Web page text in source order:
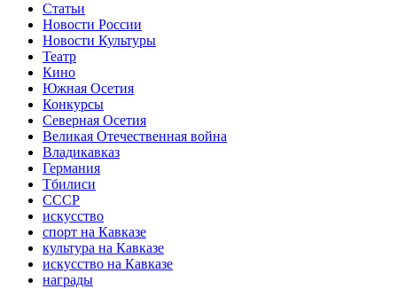
Статьи
Новости России
Новости Культуры
Театр
Кино
Южная Осетия
Конкурсы
Северная Осетия
Великая Отечественная война
Владикавказ
Германия
Тбилиси
СССР
искусство
спорт на Кавказе
культура на Кавказе
искусство на Кавказе
награды